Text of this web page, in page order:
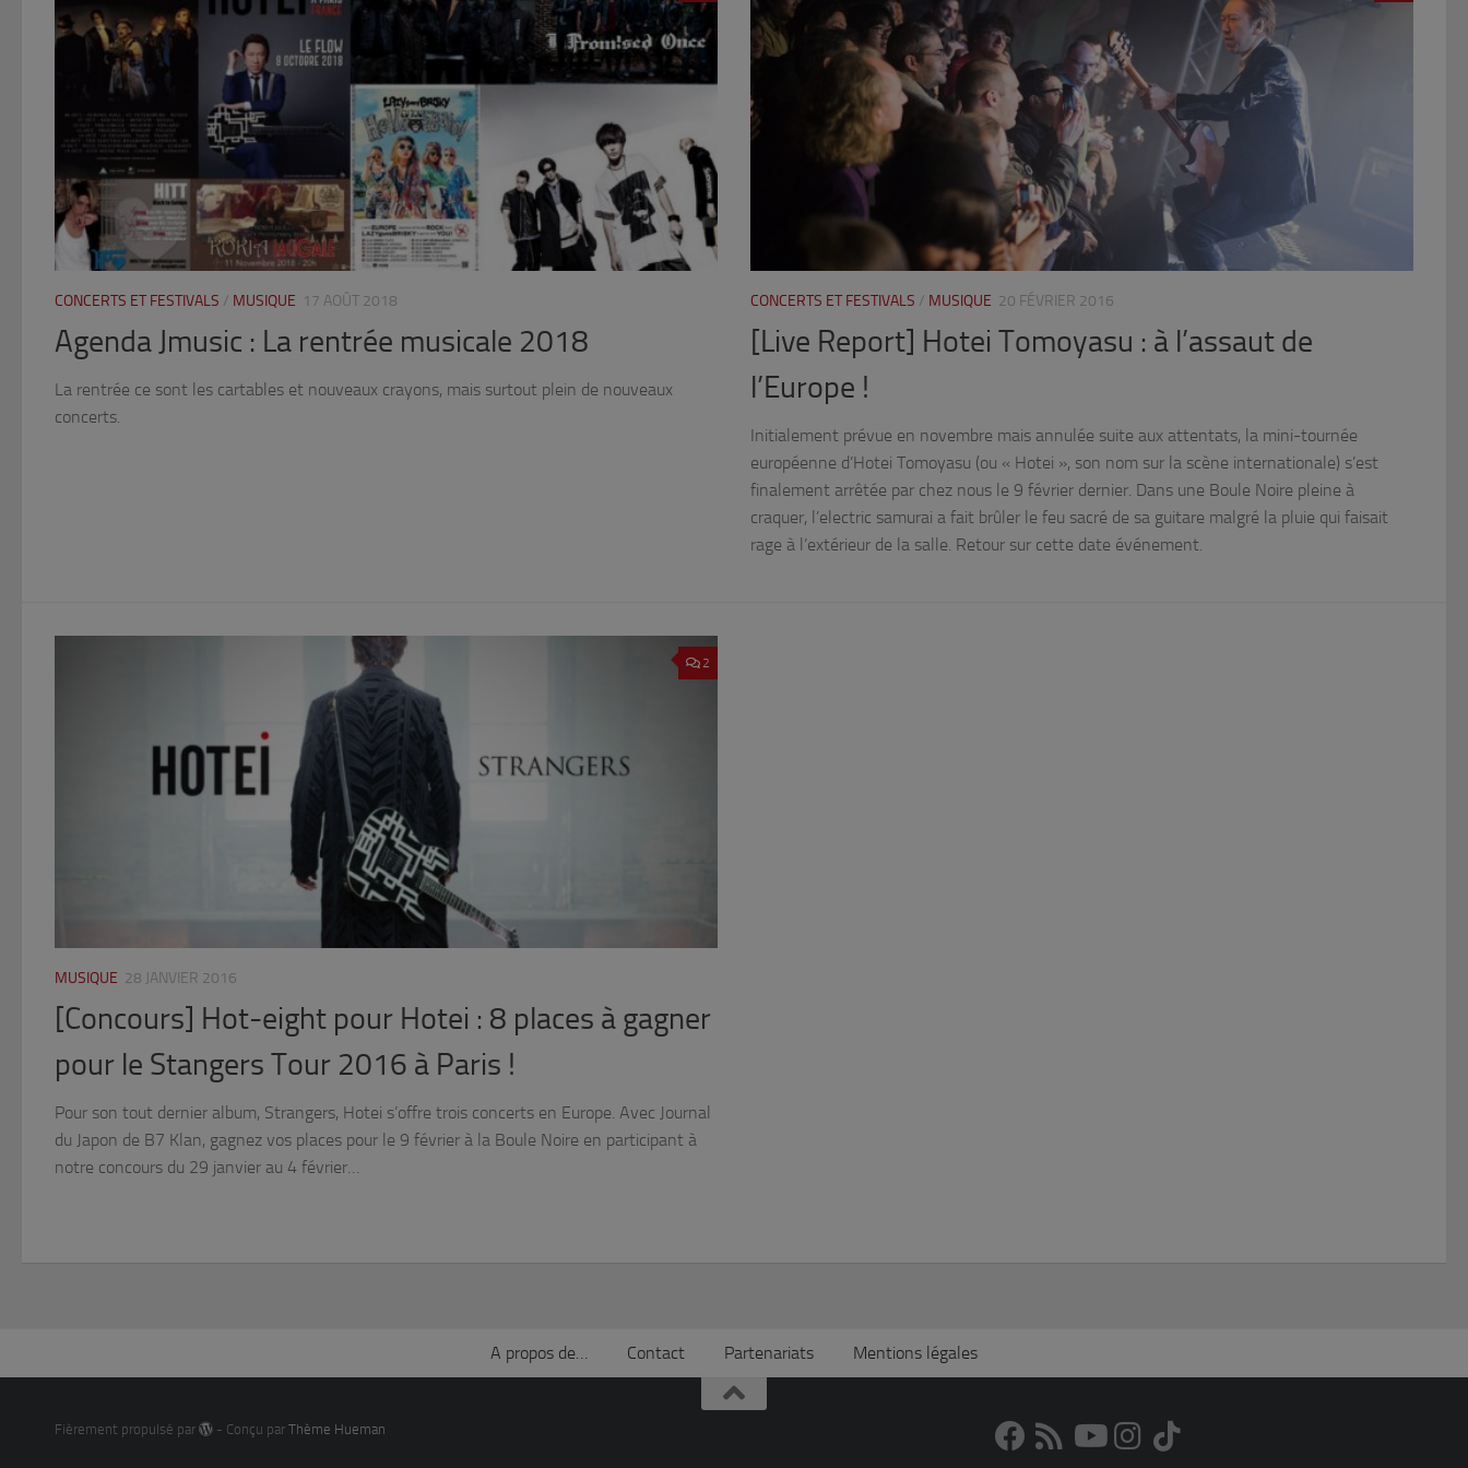
CONCERTS ET FESTIVALS / MUSIQUE 17 AOÛT 2018
Agenda Jmusic : La rentrée musicale 2018
La rentrée ce sont les cartables et nouveaux crayons, mais surtout plein de nouveaux
concerts.
CONCERTS ET FESTIVALS / MUSIQUE 20 FÉVRIER 2016
[Live Report] Hotei Tomoyasu : à l’assaut de
l’Europe !
Initialement prévue en novembre mais annulée suite aux attentats, la mini-tournée
européenne d’Hotei Tomoyasu (ou « Hotei », son nom sur la scène internationale) s’est
finalement arrêtée par chez nous le 9 février dernier. Dans une Boule Noire pleine à
craquer, l’electric samurai a fait brûler le feu sacré de sa guitare malgré la pluie qui faisait
rage à l’extérieur de la salle. Retour sur cette date événement.
2
MUSIQUE 28 JANVIER 2016
[Concours] Hot-eight pour Hotei : 8 places à gagner
pour le Stangers Tour 2016 à Paris !
Pour son tout dernier album, Strangers, Hotei s’offre trois concerts en Europe. Avec Journal
du Japon de B7 Klan, gagnez vos places pour le 9 février à la Boule Noire en participant à
notre concours du 29 janvier au 4 février…
A propos de… Contact Partenariats Mentions légales
Fièrement propulsé par - Conçu parThème Hueman